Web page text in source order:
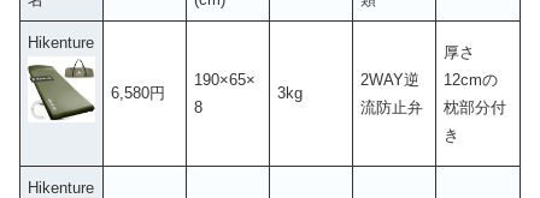
Hikenture
6,580円
190×65×
8
3kg
2WAY逆
流防止弁
厚さ
12cmの
枕部分付
き
Hikenture